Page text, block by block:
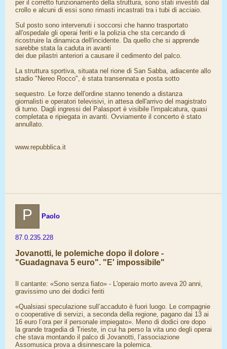
per il corretto funzionamento della struttura, sono stati investiti dal
crollo e alcuni di essi sono rimasti incastrati tra i tubi di acciaio.
Sul posto sono intervenuti i soccorsi che hanno trasportato
all'ospedale gli operai feriti e la polizia che sta cercando di
ricostruire la dinamica dell'incidente. Da quello che si apprende
sarebbe stata la caduta in avanti
dei due pilastri anteriori a causare il cedimento del palco.
La struttura sportiva, situata nel rione di San Sabba, adiacente allo
stadio "Nereo Rocco", è stata transennata e posta sotto
sequestro. Le forze dell'ordine stanno tenendo a distanza
giornalisti e operatori televisivi, in attesa dell'arrivo del magistrato
di turno. Dagli ingressi del Palasport è visibile l'impalcatura, quasi
completata e ripiegata in avanti. Ovviamente il concerto è stato
annullato.
www.repubblica.it
P Paolo
87.0.235.228
Jovanotti, le polemiche dopo il dolore -
"Guadagnava 5 euro". "E' impossibile"
Il cantante: «Sono senza fiato» - L'operaio morto aveva 20 anni,
gravissimo uno dei dodici feriti
«Qualsiasi speculazione sull’accaduto è fuori luogo. Le compagnie
o cooperative di servizi, a seconda della regione, pagano dai 13 ai
16 euro l’ora per il personale impiegato». Meno di dodici ore dopo
la grande tragedia di Trieste, in cui ha perso la vita uno degli operai
che stava montando il palco di Jovanotti, l’associazione
Assomusica prova a disinnescare la polemica.